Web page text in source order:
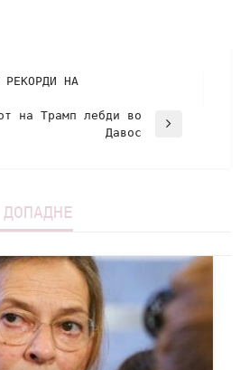
РЕКОРДИ НА
на Трамп лебди во
Давос